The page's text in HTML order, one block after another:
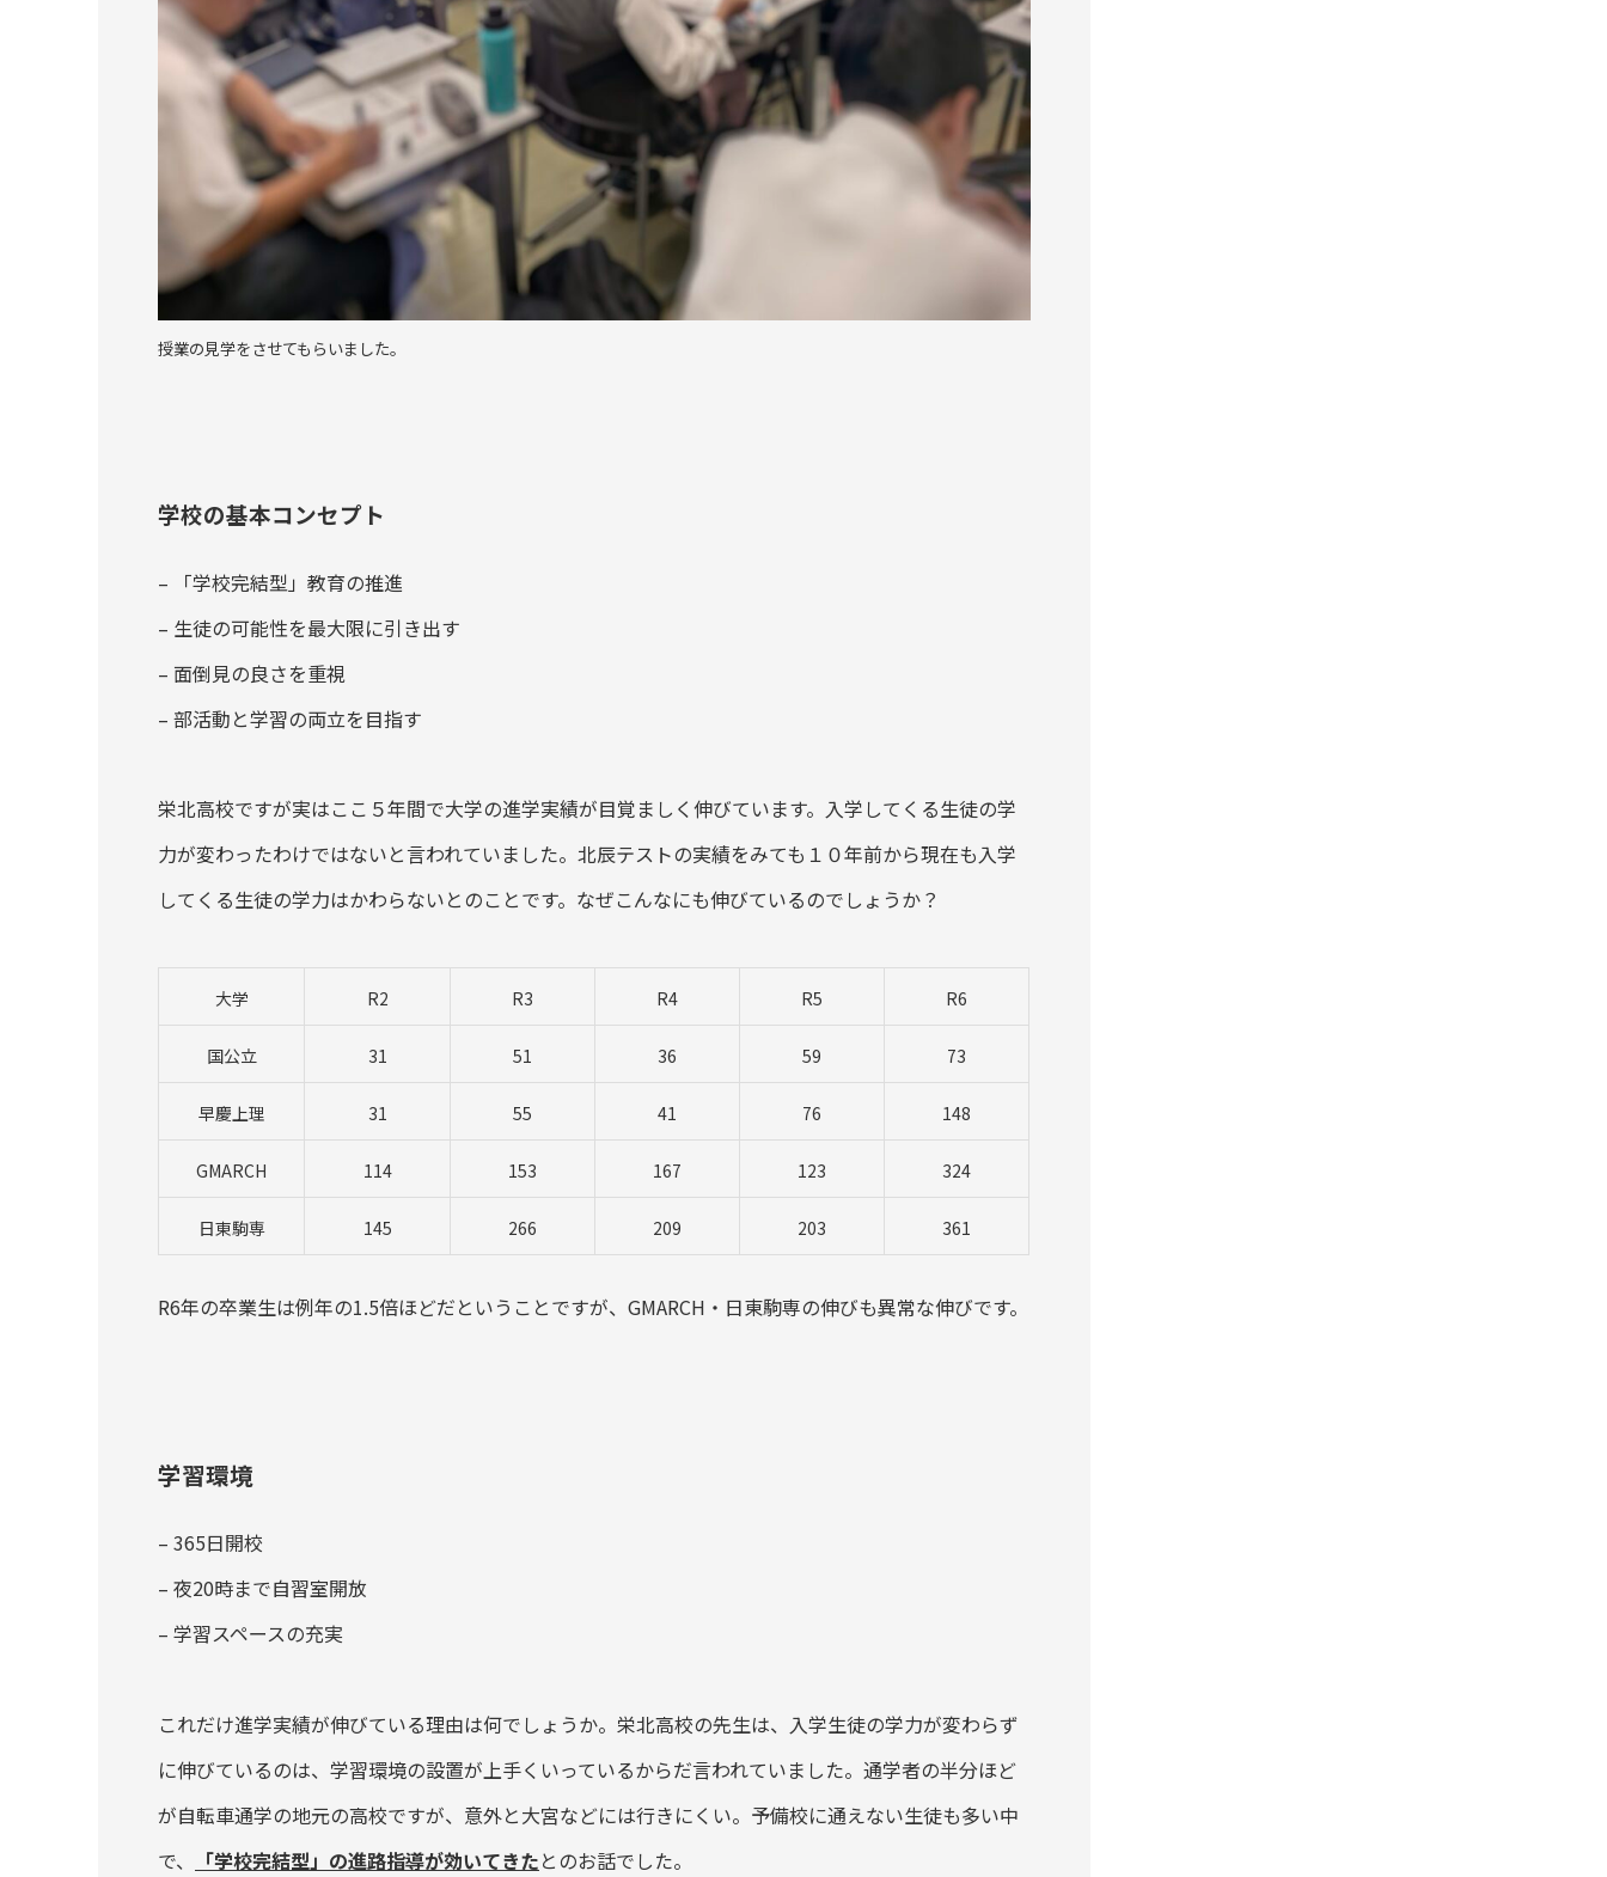
授業の見学をさせてもらいました。
学校の基本コンセプト
– 「学校完結型」教育の推進
– 生徒の可能性を最大限に引き出す
– 面倒見の良さを重視
– 部活動と学習の両立を目指す
栄北高校ですが実はここ５年間で大学の進学実績が目覚ましく伸びています。入学してくる生徒の学
力が変わったわけではないと言われていました。北辰テストの実績をみても１０年前から現在も入学
してくる生徒の学力はかわらないとのことです。なぜこんなにも伸びているのでしょうか？
大学 R2 R3 R4 R5 R6
国公立 31 51 36 59 73
早慶上理 31 55 41 76 148
GMARCH 114 153 167 123 324
日東駒専 145 266 209 203 361
R6年の卒業生は例年の1.5倍ほどだということですが、GMARCH・日東駒専の伸びも異常な伸びです。
学習環境
– 365日開校
– 夜20時まで自習室開放
– 学習スペースの充実
これだけ進学実績が伸びている理由は何でしょうか。栄北高校の先生は、入学生徒の学力が変わらず
に伸びているのは、学習環境の設置が上手くいっているからだ言われていました。通学者の半分ほど
が自転車通学の地元の高校ですが、意外と大宮などには行きにくい。予備校に通えない生徒も多い中
で、
「学校完結型」の進路指導が効いてきたとのお話でした。